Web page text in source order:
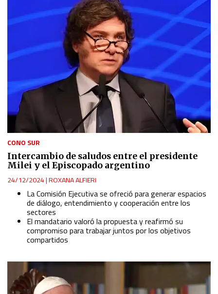
CONO SUR
Intercambio de saludos entre el presidente
Milei y el Episcopado argentino
24/12/2024|ROXANA ALFIERI
La Comisión Ejecutiva se ofreció para generar espacios
de diálogo, entendimiento y cooperación entre los
sectores
El mandatario valoró la propuesta y reafirmó su
compromiso para trabajar juntos por los objetivos
compartidos
Use profiles to select personalised content
Measure advertising performance
Measure content performance
Understand audiences through statistics or combinations
of data from different sources
Develop and improve services
Use limited data to select content
IAB Special Features:
Use precise geolocation data
Identify devices based on information actively requested
Essential
Analytical